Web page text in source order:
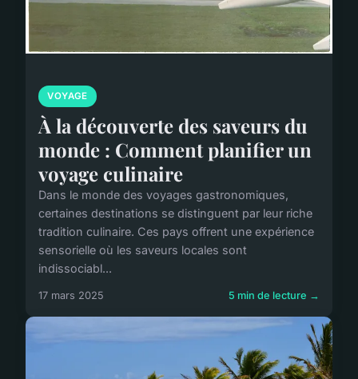
VOYAGE
À la découverte des saveurs du
monde : Comment planifier un
voyage culinaire
Dans le monde des voyages gastronomiques,
certaines destinations se distinguent par leur riche
tradition culinaire. Ces pays offrent une expérience
sensorielle où les saveurs locales sont
indissociabl...
17 mars 2025 5 min de lecture →